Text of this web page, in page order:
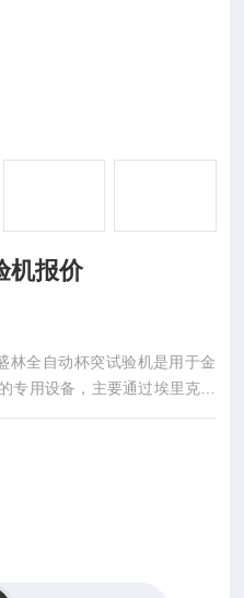
机报价
林全自动杯突试验机是用于金
专用设备，主要通过埃里克森
冲压过程中的抗破裂能力，自
的确定出现裂缝瞬间的杯突
的质量控制与研发。